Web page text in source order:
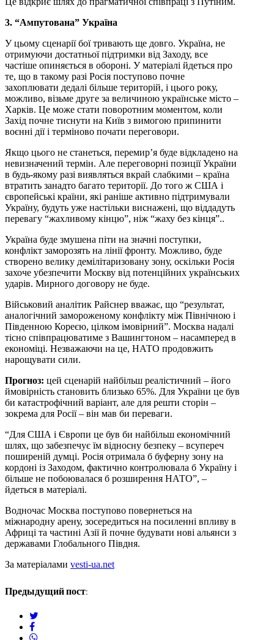
3. “Ампутована” Україна
У цьому сценарії бої тривають ще довго. Україна, не
отримуючи достатньої підтримки від Заходу, все
частіше опиняється в обороні. У матеріалі йдеться про
те, що в такому разі Росія поступово почне
захоплювати дедалі більше територій, і цього року,
можливо, візьме друге за величиною українське місто –
Харків. Це може стати поворотним моментом, коли
Захід почне тиснути на Київ з вимогою припинити
воєнні дії і терміново почати переговори.
Якщо цього не станеться, перемир’я буде відкладено на
невизначений термін. Але переговорні позиції України
в будь-якому разі виявляться вкрай слабкими – країна
втратить занадто багато території. До того ж США і
європейські країни, які раніше активно підтримували
Україну, будуть уже настільки виснажені, що віддадуть
перевагу “жахливому кінцю”, ніж “жаху без кінця”..
Україна буде змушена піти на значні поступки,
конфлікт заморозять на лінії фронту. Можливо, буде
створено велику демілітаризовану зону, оскільки Росія
захоче убезпечити Москву від потенційних українських
ударів. Мирного договору не буде.
Військовий аналітик Райснер вважає, що “результат,
аналогічний замороженому конфлікту між Північною і
Південною Кореєю, цілком імовірний”. Москва надалі
тісно співпрацюватиме з Вашингтоном – насамперед в
економіці. Незважаючи на це, НАТО продовжить
нарощувати сили.
Прогноз: цей сценарій найбільш реалістичний – його
ймовірність становить близько 65%. Для України це був
би катастрофічний варіант, але для решти сторін –
зокрема для Росії – він мав би переваги.
“Для США і Європи це був би найбільш економічний
шлях, що забезпечує їм відносну безпеку – всупереч
поширеній думці. Росія отримала б буферну зону на
кордоні із Заходом, фактично контролювала б Україну і
більше не побоювалася б розширення НАТО”, –
йдеться в матеріалі.
Водночас Москва поступово повернеться на
міжнародну арену, зосередиться на посиленні впливу в
Африці та частині Азії й почне будувати нові альянси з
державами Глобального Півдня.
За матеріалами vesti-ua.net
Предыдущий пост:
facebook